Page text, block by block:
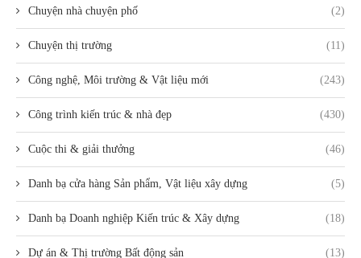
Chuyện nhà chuyện phố (2)
Chuyện thị trường (11)
Công nghệ, Môi trường & Vật liệu mới (243)
Công trình kiến trúc & nhà đẹp (430)
Cuộc thi & giải thưởng (46)
Danh bạ cửa hàng Sản phẩm, Vật liệu xây dựng (5)
Danh bạ Doanh nghiệp Kiến trúc & Xây dựng (18)
Dự án & Thị trường Bất động sản (13)